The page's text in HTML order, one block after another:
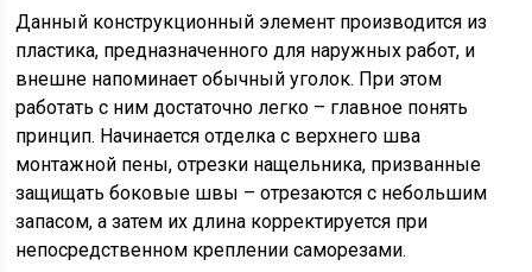
Данный конструкционный элемент производится из
пластика, предназначенного для наружных работ, и
внешне напоминает обычный уголок. При этом
работать с ним достаточно легко – главное понять
принцип. Начинается отделка с верхнего шва
монтажной пены, отрезки нащельника, призванные
защищать боковые швы – отрезаются с небольшим
запасом, а затем их длина корректируется при
непосредственном креплении саморезами.